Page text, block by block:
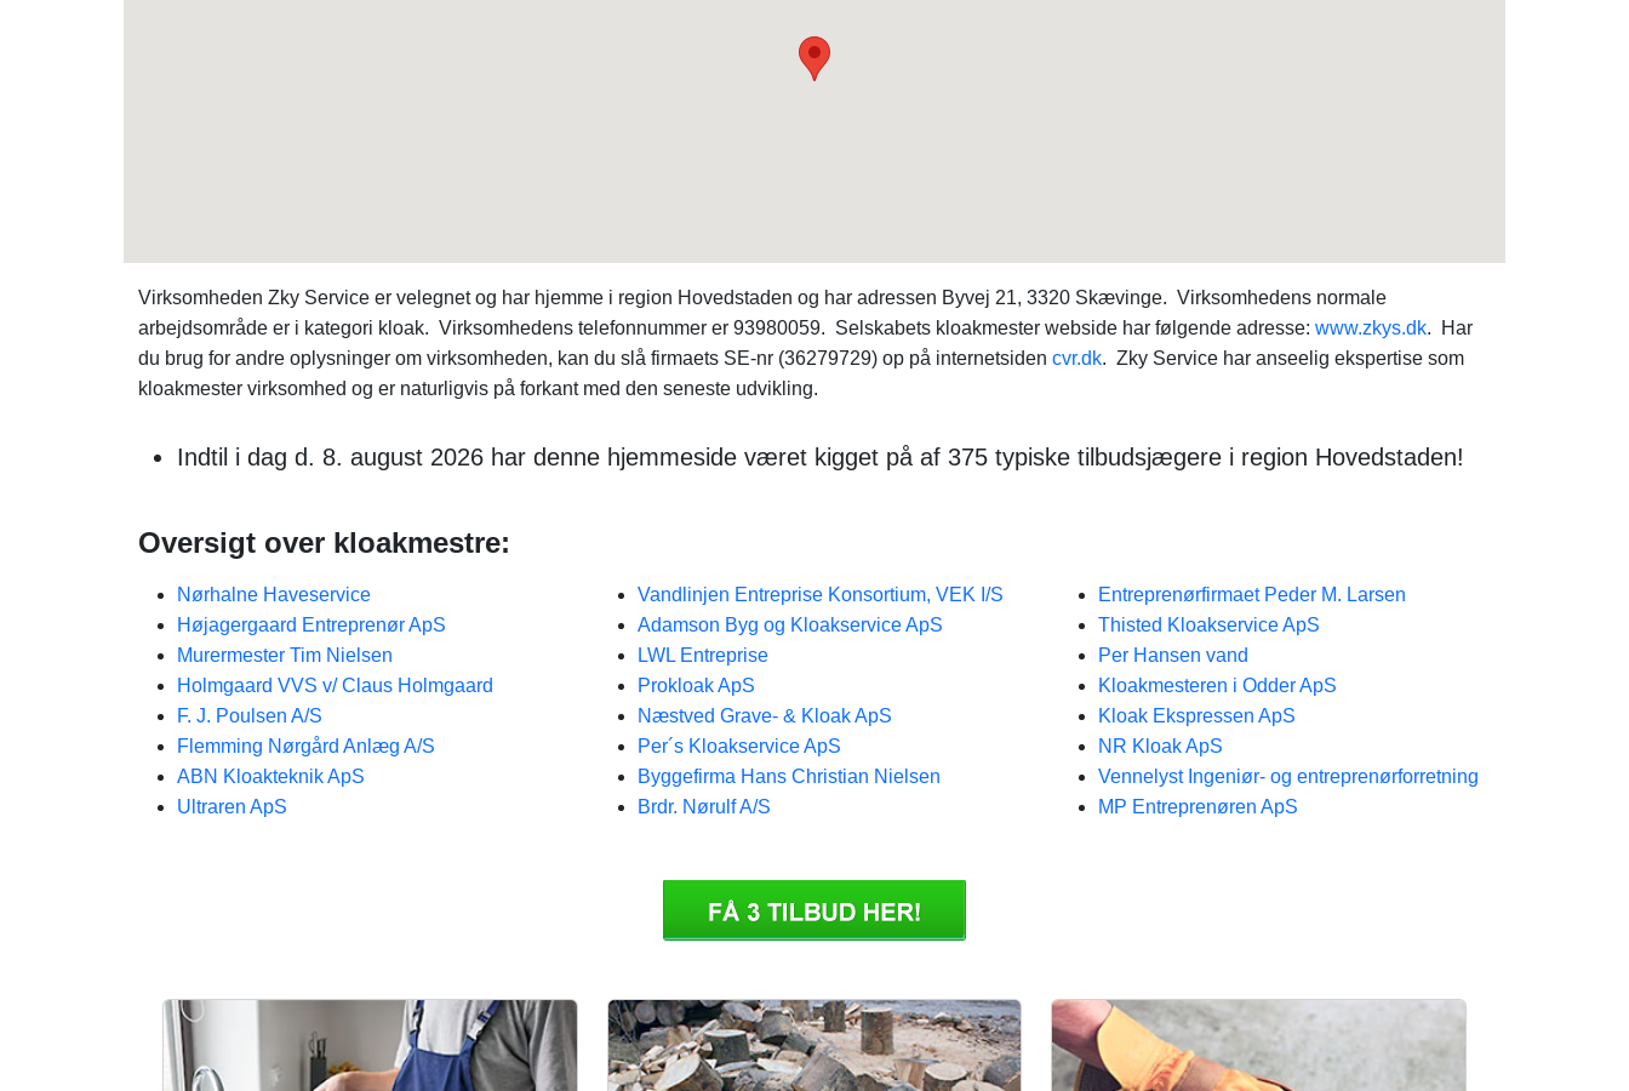
Virksomheden Zky Service er velegnet og har hjemme i region Hovedstaden og har adressen Byvej 21, 3320 Skævinge. Virksomhedens normale
arbejdsområde er i kategori kloak. Virksomhedens telefonnummer er 93980059. Selskabets kloakmester webside har følgende adresse: www.zkys.dk. Har
du brug for andre oplysninger om virksomheden, kan du slå firmaets SE-nr (36279729) op på internetsiden cvr.dk. Zky Service har anseelig ekspertise som
kloakmester virksomhed og er naturligvis på forkant med den seneste udvikling.
Indtil i dag d. 8. august 2026 har denne hjemmeside været kigget på af 375 typiske tilbudsjægere i region Hovedstaden!
Oversigt over kloakmestre:
Nørhalne Haveservice
Højagergaard Entreprenør ApS
Murermester Tim Nielsen
Holmgaard VVS v/ Claus Holmgaard
F. J. Poulsen A/S
Flemming Nørgård Anlæg A/S
ABN Kloakteknik ApS
Ultraren ApS
Vandlinjen Entreprise Konsortium, VEK I/S
Adamson Byg og Kloakservice ApS
LWL Entreprise
Prokloak ApS
Næstved Grave- & Kloak ApS
Per´s Kloakservice ApS
Byggefirma Hans Christian Nielsen
Brdr. Nørulf A/S
Entreprenørfirmaet Peder M. Larsen
Thisted Kloakservice ApS
Per Hansen vand
Kloakmesteren i Odder ApS
Kloak Ekspressen ApS
NR Kloak ApS
Vennelyst Ingeniør- og entreprenørforretning
MP Entreprenøren ApS